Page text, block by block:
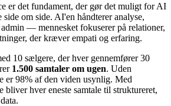
er det fundament, der gør det muligt for AI
side om side. AI'en håndterer analyse,
— mennesket fokuserer på relationer,
der kræver empati og erfaring.
10 sælgere, der hver gennemfører 30
1.500 samtaler om ugen. Uden
er 98% af den viden usynlig. Med
bliver hver eneste samtale til struktureret,